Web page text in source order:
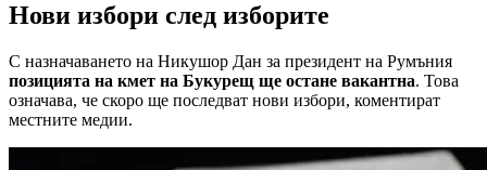
Нови избори след изборите
С назначаването на Никушор Дан за президент на Румъния
позицията на кмет на Букурещ ще остане вакантна. Това
означава, че скоро ще последват нови избори, коментират
местните медии.